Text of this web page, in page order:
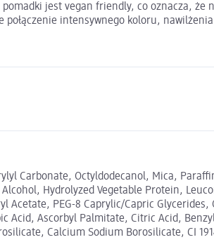
jest vegan friendly, co oznacza,
intensywnego koloru,
Carbonate, Octyldodecanol, Mica,
Hydrolyzed Vegetable Protein,
Acetate, PEG-8 Caprylic/Capric
Acid, Ascorbyl Palmitate, Citric Acid,
Calcium Sodium Borosilicate, CI